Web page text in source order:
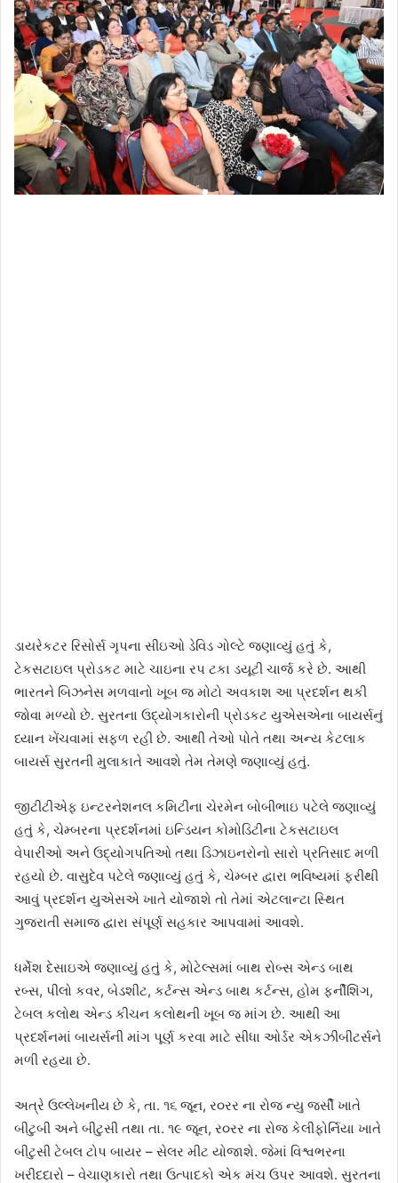
ડાયરેકટર રિસોર્સ ગૃપના સીઇઓ ડેવિડ ગોલ્ટે જણાવ્યું હતું કે,
ટેકસટાઇલ પ્રોડકટ માટે ચાઇના રપ ટકા ડયૂટી ચાર્જ કરે છે. આથી
ભારતને બિઝનેસ મળવાનો ખૂબ જ મોટો અવકાશ આ પ્રદર્શન થકી
જોવા મળ્યો છે. સુરતના ઉદ્યોગકારોની પ્રોડકટ યુએસએના બાયર્સનું
ધ્યાન ખેંચવામાં સફળ રહી છે. આથી તેઓ પોતે તથા અન્ય કેટલાક
બાયર્સ સુરતની મુલાકાતે આવશે તેમ તેમણે જણાવ્યું હતું.
જીટીટીએફ ઇન્ટરનેશનલ કમિટીના ચેરમેન બોબીભાઇ પટેલે જણાવ્યું
હતું કે, ચેમ્બરના પ્રદર્શનમાં ઇન્ડિયન કોમોડિટીના ટેકસટાઇલ
વેપારીઓ અને ઉદ્યોગપતિઓ તથા ડિઝાઇનરોનો સારો પ્રતિસાદ મળી
રહયો છે. વાસુદેવ પટેલે જણાવ્યું હતું કે, ચેમ્બર દ્વારા ભવિષ્યમાં ફરીથી
આવું પ્રદર્શન યુએસએ ખાતે યોજાશે તો તેમાં એટલાન્ટા સ્થિત
ગુજરાતી સમાજ દ્વારા સંપૂર્ણ સહકાર આપવામાં આવશે.
ધર્મેશ દેસાઇએ જણાવ્યું હતું કે, મોટેલ્સમાં બાથ રોબ્સ એન્ડ બાથ
રબ્સ, પીલો કવર, બેડશીટ, કર્ટન્સ એન્ડ બાથ કર્ટન્સ, હોમ ફર્નીશિંગ,
ટેબલ કલોથ એન્ડ કીચન કલોથની ખૂબ જ માંગ છે. આથી આ
પ્રદર્શનમાં બાયર્સની માંગ પૂર્ણ કરવા માટે સીધા ઓર્ડર એકઝીબીટર્સને
મળી રહયા છે.
અત્રે ઉલ્લેખનીય છે કે, તા. ૧૬ જૂન, ર૦રર ના રોજ ન્યુ જર્સી ખાતે
બીટુબી અને બીટુસી તથા તા. ૧૯ જૂન, ર૦રર ના રોજ કેલીફોર્નિયા ખાતે
બીટુસી ટેબલ ટોપ બાયર – સેલર મીટ યોજાશે. જેમાં વિશ્વભરના
ખરીદદારો – વેચાણકારો તથા ઉત્પાદકો એક મંચ ઉપર આવશે. સુરતના